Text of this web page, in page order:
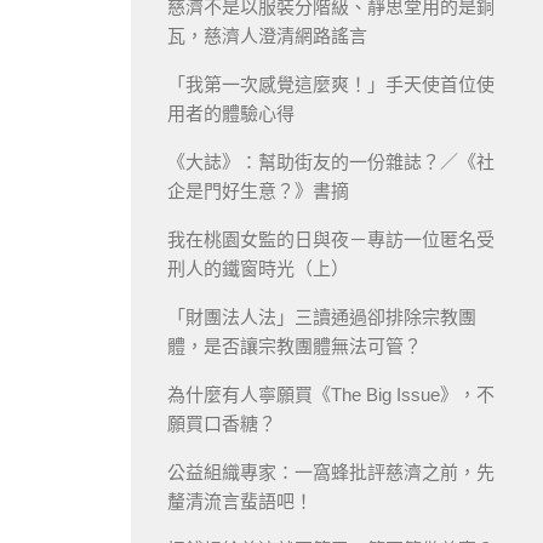
慈濟不是以服裝分階級、靜思堂用的是銅
瓦，慈濟人澄清網路謠言
「我第一次感覺這麼爽！」手天使首位使
用者的體驗心得
《大誌》：幫助街友的一份雜誌？／《社
企是門好生意？》書摘
我在桃園女監的日與夜－專訪一位匿名受
刑人的鐵窗時光（上）
「財團法人法」三讀通過卻排除宗教團
體，是否讓宗教團體無法可管？
為什麼有人寧願買《The Big Issue》，不
願買口香糖？
公益組織專家：一窩蜂批評慈濟之前，先
釐清流言蜚語吧！